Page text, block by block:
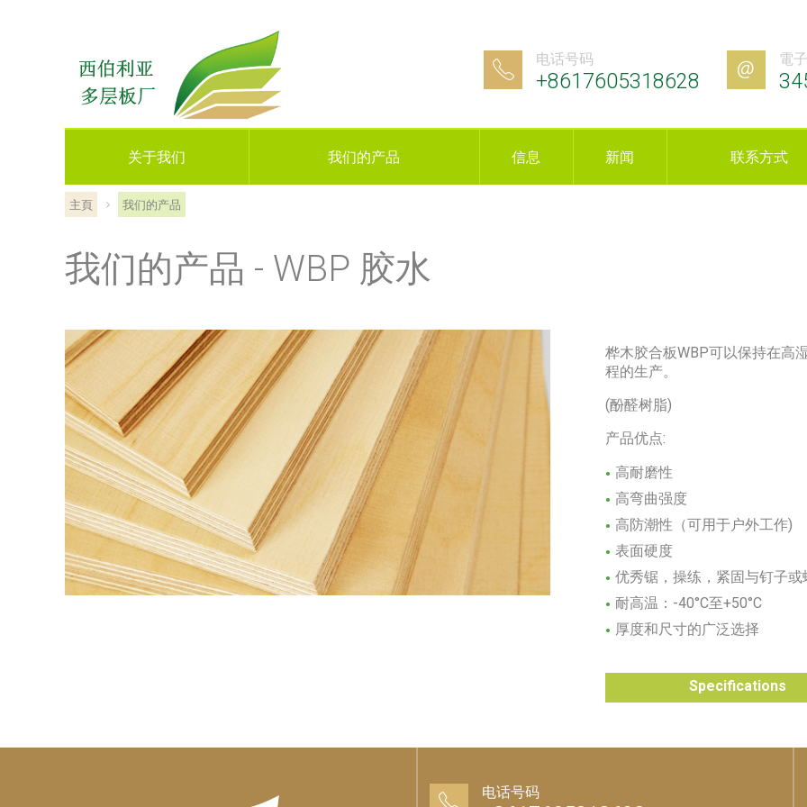
電
电话号码
+8617605318628
关于我们 我们的产品 信息 新闻 联系方式
主頁 我们的产品
我们的产品 - WBP 胶水
桦木胶合板WBP可以保持在高
程的生产。
(酚醛树脂)
产品优点:
高耐磨性
高弯曲强度
高防潮性（可用于户外工作)
表面硬度
优秀锯，操练，紧固与钉子或
耐高温：-40°C至+50°C
厚度和尺寸的广泛选择
Specifications
电话号码